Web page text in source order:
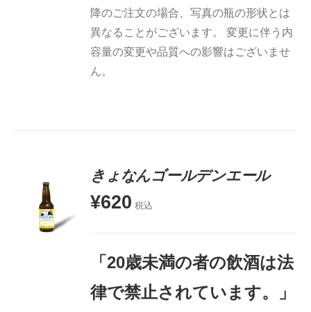
降のご注文の場合、写真の瓶の形状とは
異なることがございます。 変更に伴う内
容量の変更や品質への影響はございませ
ん。
お買い物
カゴに追
きょなんゴールデンエール
¥620 税込
「20歳未満の者の飲酒は法
律で禁止されています。」